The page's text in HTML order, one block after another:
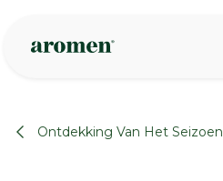
Ontdekking Van Het Seizoen